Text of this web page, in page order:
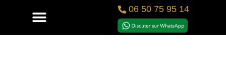
06 50 75 95 14